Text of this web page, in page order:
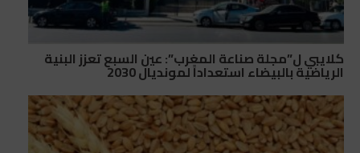
كلايبي ل”مجلة صناعة المغرب”: عين السبع تعزز البنية
الرياضية بالبيضاء استعداداً لمونديال 2030